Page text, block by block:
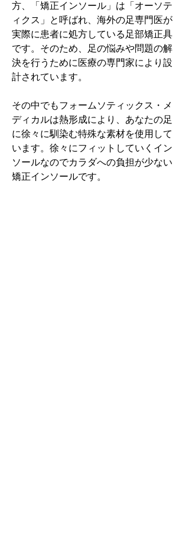
方、「矯正インソール」は「オーソテ
ィクス」と呼ばれ、海外の足専門医が
実際に患者に処方している足部矯正具
です。そのため、足の悩みや問題の解
決を行うために医療の専門家により設
計されています。
その中でもフォームソティックス・メ
ディカルは熱形成により、あなたの足
に徐々に馴染む特殊な素材を使用して
います。徐々にフィットしていくイン
ソールなのでカラダへの負担が少ない
矯正インソールです。